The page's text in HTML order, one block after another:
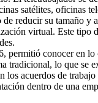
satélites, oficinas
reducir su tamaño
virtual. Este tipo
conocer en lo
tradicional, lo que
los acuerdos de
dentro de una